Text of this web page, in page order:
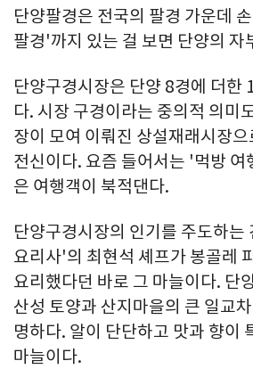
단양팔경은 전국의 팔경 가운데
팔경'까지 있는 걸 보면 단양의 자
단양구경시장은 단양 8경에 더한
다. 시장 구경이라는 중의적 의미
장이 모여 이뤄진 상설재래시장으
전신이다. 요즘 들어서는 '먹방 여
은 여행객이 북적댄다.
단양구경시장의 인기를 주도하는
요리사'의 최현석 셰프가 봉골레
요리했다던 바로 그 마늘이다. 단
산성 토양과 산지마을의 큰 일교
명하다. 알이 단단하고 맛과 향이
마늘이다.